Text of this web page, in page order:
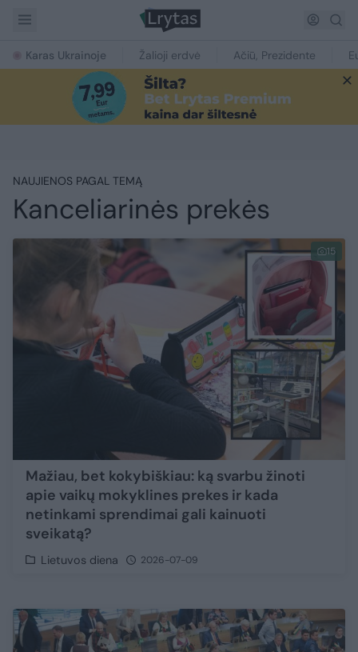
Karas Ukrainoje Žalioji erdvė Ačiū, Prezidente
NAUJIENOS PAGAL TEMĄ
Kanceliarinės prekės
15
Mažiau, bet kokybiškiau: ką svarbu žinoti
apie vaikų mokyklines prekes ir kada
netinkami sprendimai gali kainuoti
sveikatą?
Lietuvos diena 2026-07-09